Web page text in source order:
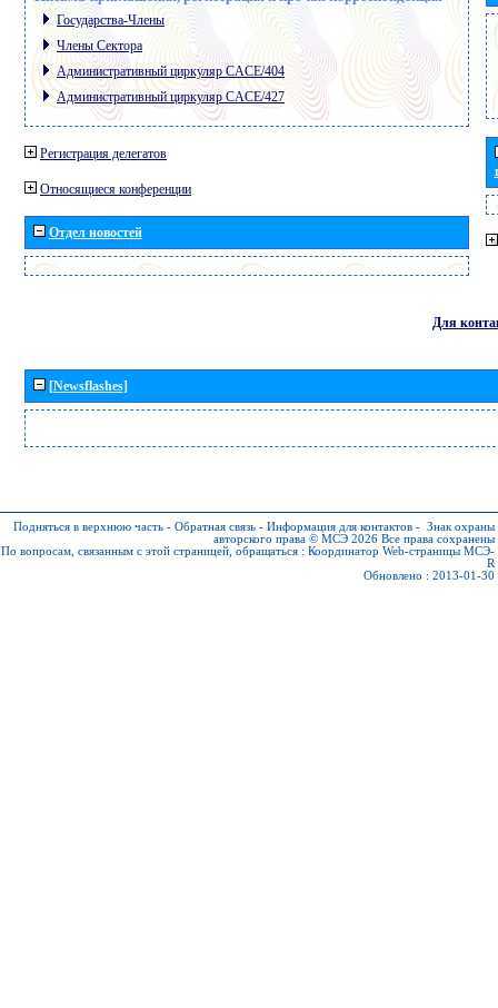
Государства-Члены
Члены Сектора
Административный циркуляр CACE/404
Административный циркуляр CACE/427
Регистрация делегатов
Относящиеся конференции
Отдел новостей
Для
[Newsflashes]
Подняться в верхнюю часть - Обратная связь - Информация для контактов - Знак охраны
авторского права © МСЭ 2026 Все права сохранены
По вопросам, связанным с этой страницей, обращаться : Координатор Web-страницы МСЭ-
R
Обновлено : 2013-01-30